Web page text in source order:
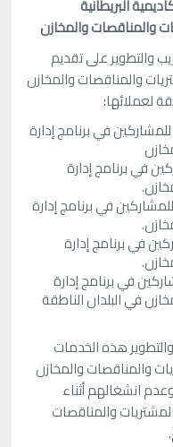
البريطانية
والمناقصات والمخازن
والتطوير على تقديم
والمناقصات والمخازن
لعملائها:
في برنامج إدارة
في برنامج إدارة
في برنامج إدارة
في برنامج إدارة
في برنامج إدارة
في البلدان الناطقة
والتطوير هذه الخدمات
والمناقصات والمخازن
انشغالهم أثناء
والمناقصات